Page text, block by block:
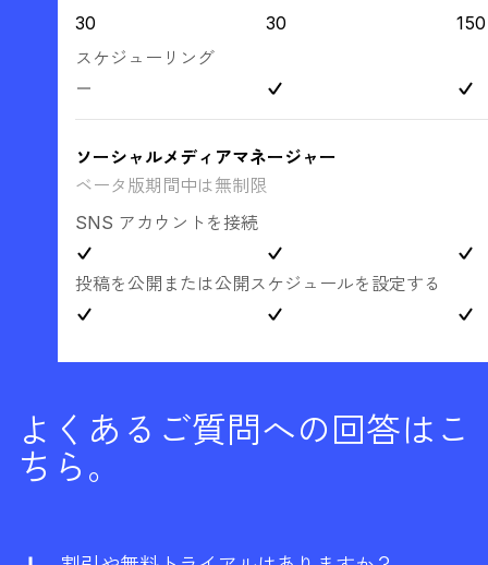
30
30
150
スケジューリング
ソーシャルメディアマネージャー
ベータ版期間中は無制限
SNS アカウントを接続
投稿を公開または公開スケジュールを設定する
よくあるご質問への回答はこ
ちら。